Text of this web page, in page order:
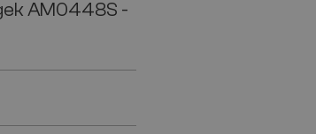
AM0448S -